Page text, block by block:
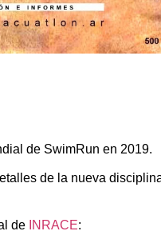
de SwimRun en 2019.
de la nueva
de INRACE: